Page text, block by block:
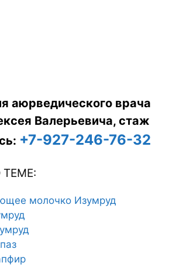
аюрведического врача
Валерьевича, стаж
+7-927-246-76-32
молочко Изумруд